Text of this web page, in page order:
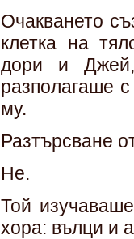
Очакването
клетка на
дори и Джей,
разполагаше
му.
Разтърсване
Не.
Той
хора: вълци и